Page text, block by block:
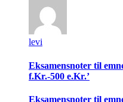
levi
Eksamensnoter til
f.Kr.-500 e.Kr.’
Eksamensnoter til